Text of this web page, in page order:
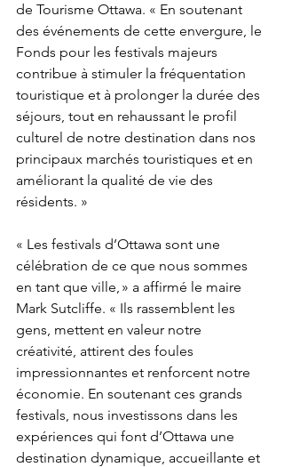
de Tourisme Ottawa. « En soutenant
des événements de cette envergure, le
Fonds pour les festivals majeurs
contribue à stimuler la fréquentation
touristique et à prolonger la durée des
séjours, tout en rehaussant le profil
culturel de notre destination dans nos
principaux marchés touristiques et en
améliorant la qualité de vie des
résidents. »
« Les festivals d’Ottawa sont une
célébration de ce que nous sommes
en tant que ville, » a affirmé le maire
Mark Sutcliffe. « Ils rassemblent les
gens, mettent en valeur notre
créativité, attirent des foules
impressionnantes et renforcent notre
économie. En soutenant ces grands
festivals, nous investissons dans les
expériences qui font d’Ottawa une
destination dynamique, accueillante et